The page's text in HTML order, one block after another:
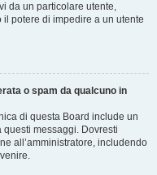
da un particolare utente,
potere di impedire a un utente
o spam da qualcuno in
di questa Board include un
messaggi. Dovresti
all’amministratore, includendo